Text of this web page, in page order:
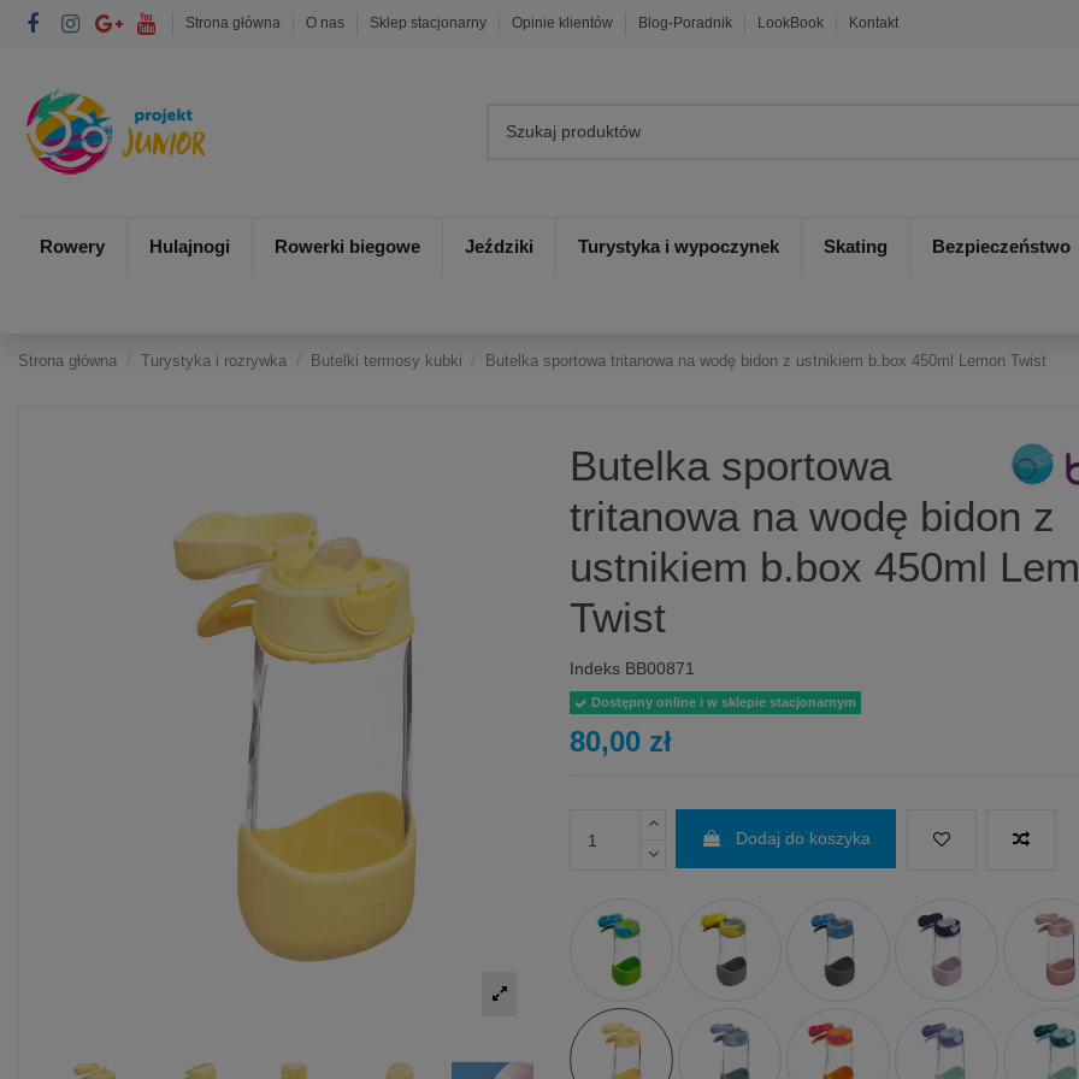
Strona główna O nas Sklep stacjonarny Opinie klientów Blog-Poradnik LookBook Kontakt
Rowery Hulajnogi Rowerki biegowe Jeździki Turystyka i wypoczynek Skating Bezpieczeństwo
Strona główna Turystyka i rozrywka Butelki termosy kubki Butelka sportowa tritanowa na wodę bidon z ustnikiem b.box 450ml Lemon Twist
Butelka sportowa
tritanowa na wodę bidon z
ustnikiem b.box 450ml
Twist
Indeks BB00871
Dostępny online i w sklepie stacjonarnym
80,00 zł
Dodaj do koszyka